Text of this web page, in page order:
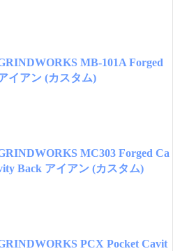
MB-101A Forged
イアン (カスタム)
MC303 Forged Ca
Back アイアン (カスタム)
PCX Pocket Cavit